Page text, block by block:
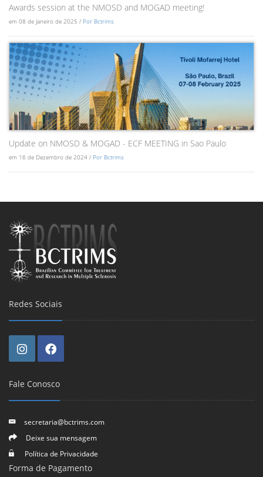
Awards session at the NMOSD and MOGAD meeting!
em 08 de Janeiro de 2025 / Por Bctrims
Update on NMOSD & MOGAD - ECF MEETING in Sao Paulo
em 16 de Dezembro de 2024 / Por Bctrims
Redes Sociais
Fale Conosco
secretaria@bctrims.com
Deixe sua mensagem
Política de Privacidade
Forma de Pagamento